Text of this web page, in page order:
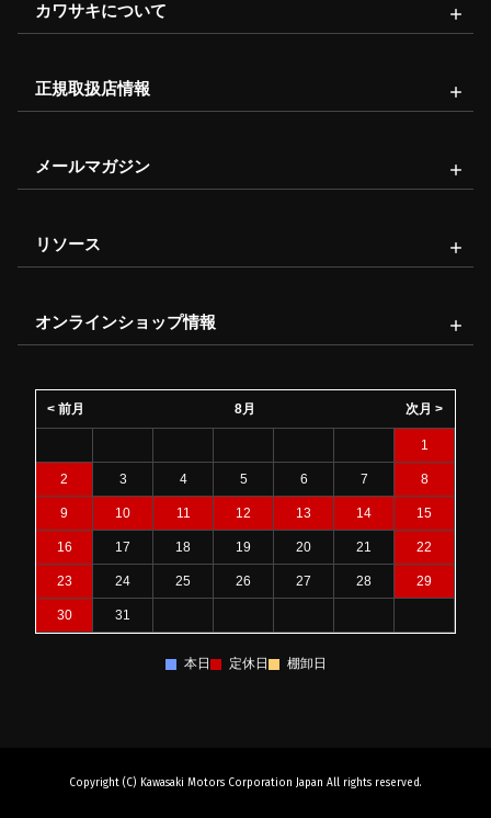
カワサキについて
正規取扱店情報
メールマガジン
リソース
オンラインショップ情報
8月
< 前月 次月 >
1
2 3 4 5 6 7 8
9 10 11 12 13 14 15
16 17 18 19 20 21 22
23 24 25 26 27 28 29
30 31
本日 定休日 棚卸日
Copyright (C) Kawasaki Motors Corporation Japan All rights reserved.